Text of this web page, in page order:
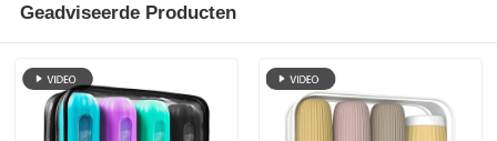
Geadviseerde Producten